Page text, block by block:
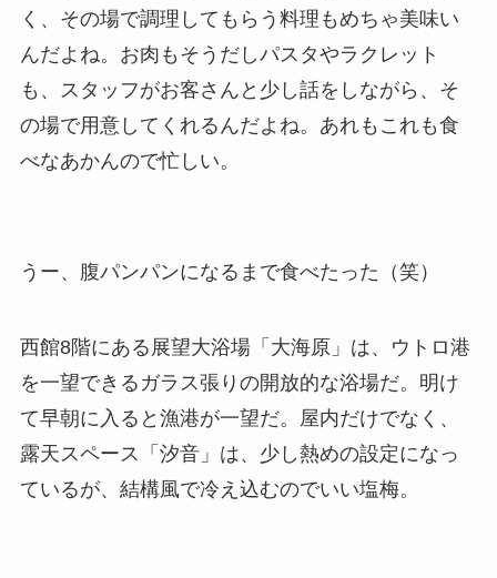
く、その場で調理してもらう料理もめちゃ美味い
んだよね。お肉もそうだしパスタやラクレット
も、スタッフがお客さんと少し話をしながら、そ
の場で用意してくれるんだよね。あれもこれも食
べなあかんので忙しい。
うー、腹パンパンになるまで食べたった（笑）
西館8階にある展望大浴場「大海原」は、ウトロ港
を一望できるガラス張りの開放的な浴場だ。明け
て早朝に入ると漁港が一望だ。屋内だけでなく、
露天スペース「汐音」は、少し熱めの設定になっ
ているが、結構風で冷え込むのでいい塩梅。